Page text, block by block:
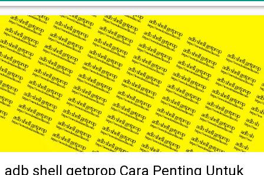
adb shell getprop Cara Penting Untuk